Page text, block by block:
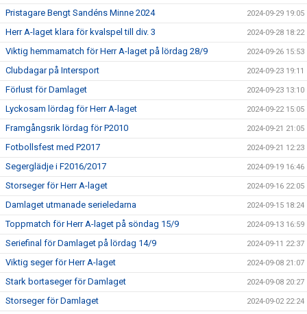
Pristagare Bengt Sandéns Minne 2024 2024-09-29 19:05
Herr A-laget klara för kvalspel till div. 3 2024-09-28 18:22
Viktig hemmamatch för Herr A-laget på lördag 28/9 2024-09-26 15:53
Clubdagar på Intersport 2024-09-23 19:11
Förlust för Damlaget 2024-09-23 13:10
Lyckosam lördag för Herr A-laget 2024-09-22 15:05
Framgångsrik lördag för P2010 2024-09-21 21:05
Fotbollsfest med P2017 2024-09-21 12:23
Segerglädje i F2016/2017 2024-09-19 16:46
Storseger för Herr A-laget 2024-09-16 22:05
Damlaget utmanade serieledarna 2024-09-15 18:24
Toppmatch för Herr A-laget på söndag 15/9 2024-09-13 16:59
Seriefinal för Damlaget på lördag 14/9 2024-09-11 22:37
Viktig seger för Herr A-laget 2024-09-08 21:07
Stark bortaseger för Damlaget 2024-09-08 20:27
Storseger för Damlaget 2024-09-02 22:24